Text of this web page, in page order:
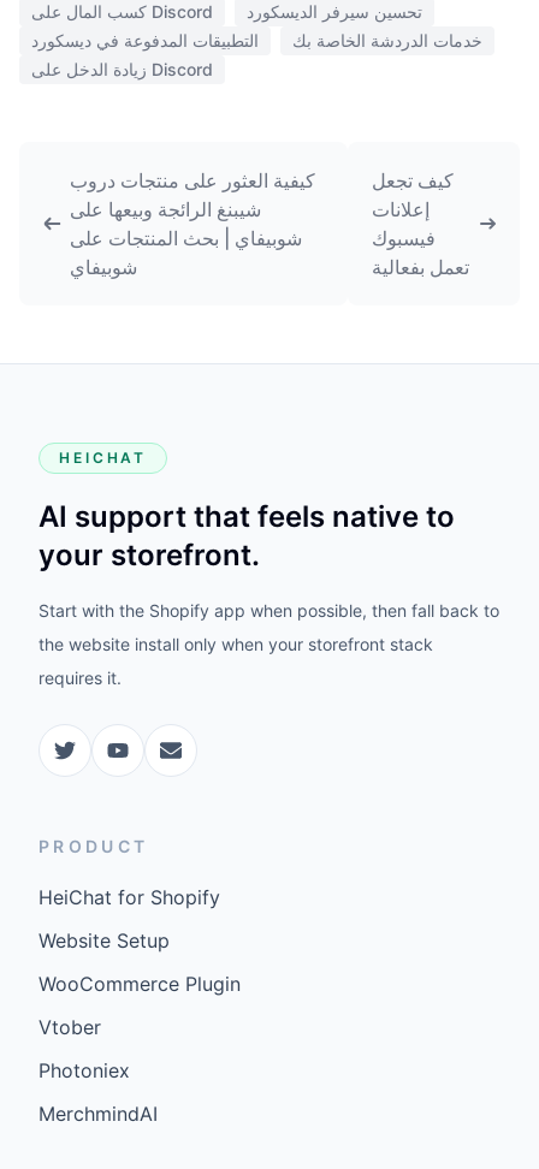
كسب المال على Discord
تحسين سيرفر الديسكورد
التطبيقات المدفوعة في ديسكورد
خدمات الدردشة الخاصة بك
زيادة الدخل على Discord
كيفية العثور على منتجات دروب
شيبنغ الرائجة وبيعها على
شوبيفاي | بحث المنتجات على
شوبيفاي
كيف تجعل
إعلانات
فيسبوك
تعمل بفعالية
HEICHAT
AI support that feels native to
your storefront.
Start with the Shopify app when possible, then fall back to
the website install only when your storefront stack
requires it.
PRODUCT
HeiChat for Shopify
Website Setup
WooCommerce Plugin
Vtober
Photoniex
MerchmindAI